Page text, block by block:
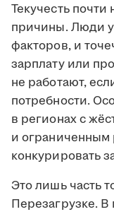
Текучесть
причины. Люди
факторов, и
зарплату или
не работают,
потребности.
в регионах с
и ограниченным
конкурировать
Это лишь часть
Перезагрузке.